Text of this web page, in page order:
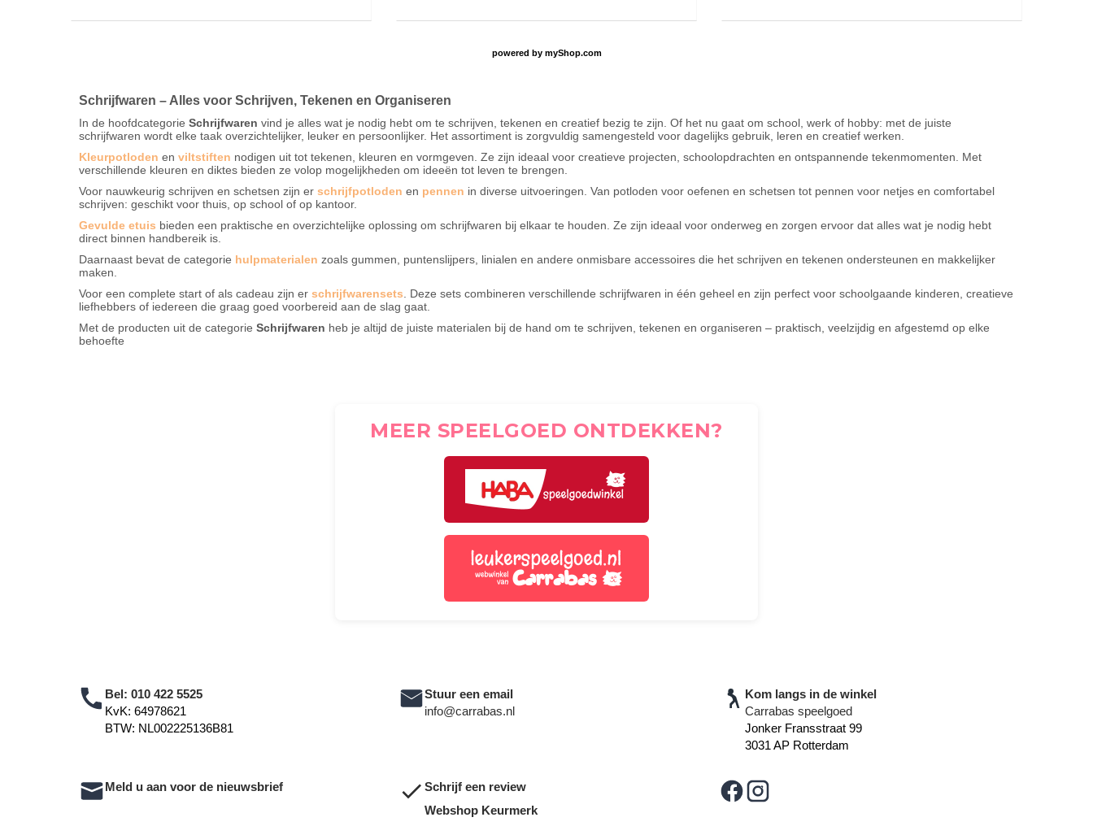
powered by myShop.com
Schrijfwaren – Alles voor Schrijven, Tekenen en Organiseren
In de hoofdcategorie Schrijfwaren vind je alles wat je nodig hebt om te schrijven, tekenen en creatief bezig te zijn. Of het nu gaat om school, werk of hobby: met de juiste
schrijfwaren wordt elke taak overzichtelijker, leuker en persoonlijker. Het assortiment is zorgvuldig samengesteld voor dagelijks gebruik, leren en creatief werken.
Kleurpotloden en viltstiften nodigen uit tot tekenen, kleuren en vormgeven. Ze zijn ideaal voor creatieve projecten, schoolopdrachten en ontspannende tekenmomenten. Met
verschillende kleuren en diktes bieden ze volop mogelijkheden om ideeën tot leven te brengen.
Voor nauwkeurig schrijven en schetsen zijn er schrijfpotloden en pennen in diverse uitvoeringen. Van potloden voor oefenen en schetsen tot pennen voor netjes en comfortabel
schrijven: geschikt voor thuis, op school of op kantoor.
Gevulde etuis bieden een praktische en overzichtelijke oplossing om schrijfwaren bij elkaar te houden. Ze zijn ideaal voor onderweg en zorgen ervoor dat alles wat je nodig hebt
direct binnen handbereik is.
Daarnaast bevat de categorie hulpmaterialen zoals gummen, puntenslijpers, linialen en andere onmisbare accessoires die het schrijven en tekenen ondersteunen en makkelijker
maken.
Voor een complete start of als cadeau zijn er schrijfwarensets. Deze sets combineren verschillende schrijfwaren in één geheel en zijn perfect voor schoolgaande kinderen, creatieve
liefhebbers of iedereen die graag goed voorbereid aan de slag gaat.
Met de producten uit de categorie Schrijfwaren heb je altijd de juiste materialen bij de hand om te schrijven, tekenen en organiseren – praktisch, veelzijdig en afgestemd op elke
behoefte
MEER SPEELGOED ONTDEKKEN?
Bel: 010 422 5525
KvK: 64978621
BTW: NL002225136B81
Stuur een email
info@carrabas.nl
Kom langs in de winkel
Carrabas speelgoed
Jonker Fransstraat 99
3031 AP Rotterdam
Meld u aan voor de nieuwsbrief
Schrijf een review
Webshop Keurmerk